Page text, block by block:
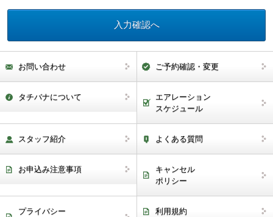
お問い合わせ ご予約確認・変更
タチバナについて
エアレーション
スケジュール
スタッフ紹介 よくある質問
お申込み注意事項
キャンセル
ポリシー
プライバシー 利用規約